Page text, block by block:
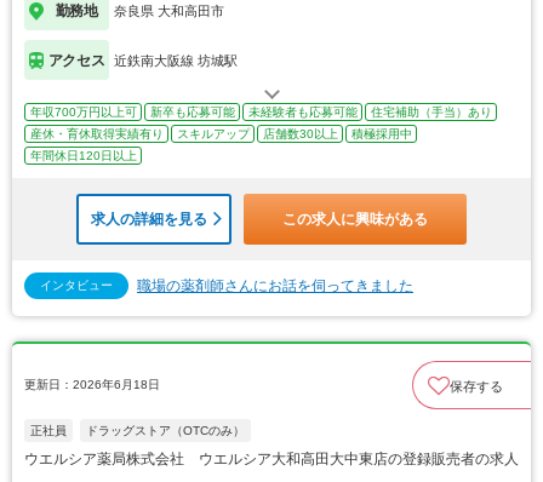
勤務地 奈良県 大和高田市
アクセス 近鉄南大阪線 坊城駅
年収700万円以上可 新卒も応募可能 未経験者も応募可能
住宅補助（手当）あり
産休・育休取得実績有り
スキルアップ 店舗数30以上
積極採用中
年間休日120日以上
求人の詳細を見る この求人に興味がある
インタビュー 職場の薬剤師さんにお話を伺ってきました
更新日：2026年6月18日 保存する
正社員 ドラッグストア（OTCのみ）
ウエルシア薬局株式会社 ウエルシア大和高田大中東店の登録販売者の求人